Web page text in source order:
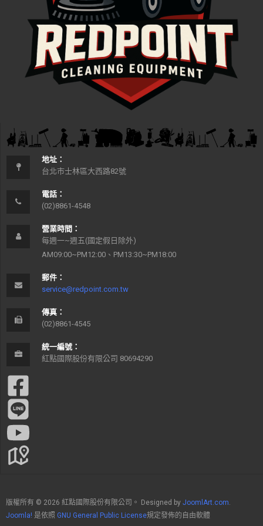
地址：
台北市士林區大西路82號
電話：
(02)8861-4548
營業時間：
每週一~週五(國定假日除外)
AM09:00~PM12:00、PM13:30~PM18:00
郵件：
service@redpoint.com.tw
傳真：
(02)8861-4545
統一編號：
紅點國際股份有限公司 80694290
版權所有 © 2026 紅點國際股份有限公司。 Designed by JoomlArt.com.
Joomla! 是依照 GNU General Public License規定發佈的自由軟體